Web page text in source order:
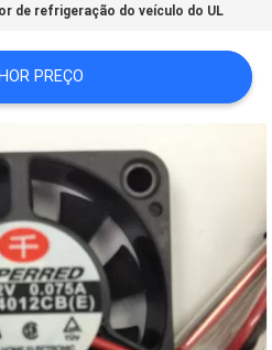
de refrigeração do veículo do UL
PREÇO